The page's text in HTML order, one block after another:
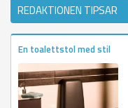
REDAKTIONEN TIPSAR
En toalettstol med stil